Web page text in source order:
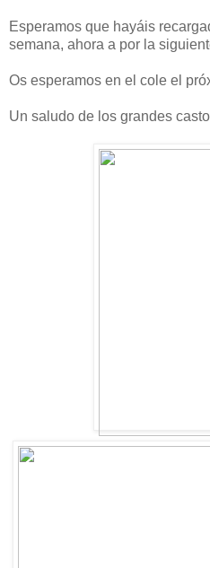
Esperamos que hayáis
semana, ahora a por la
Os esperamos en el cole el
Un saludo de los grandes